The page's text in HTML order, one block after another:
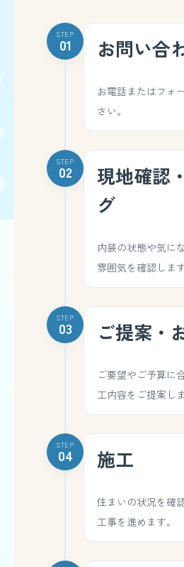
STEP
01 お問い合
お電話またはフォ
さい。
STEP
02
現地確認
グ
内装の状態や気に
雰囲気を確認します
STEP
03 ご提案・
ご要望やご予算に
工内容をご提案しま
STEP
04 施工
住まいの状況を確
工事を進めます。